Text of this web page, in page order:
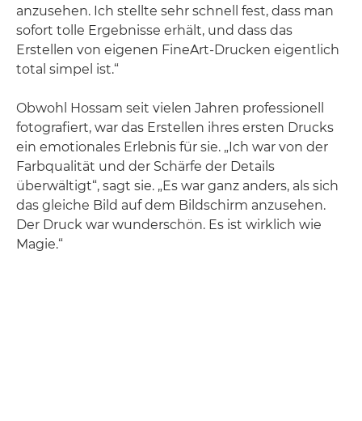
anzusehen. Ich stellte sehr schnell fest, dass man
sofort tolle Ergebnisse erhält, und dass das
Erstellen von eigenen FineArt-Drucken eigentlich
total simpel ist.“
Obwohl Hossam seit vielen Jahren professionell
fotografiert, war das Erstellen ihres ersten Drucks
ein emotionales Erlebnis für sie. „Ich war von der
Farbqualität und der Schärfe der Details
überwältigt“, sagt sie. „Es war ganz anders, als sich
das gleiche Bild auf dem Bildschirm anzusehen.
Der Druck war wunderschön. Es ist wirklich wie
Magie.“